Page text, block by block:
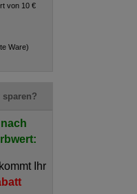
von 10 €
Ware)
sparen?
Ihr